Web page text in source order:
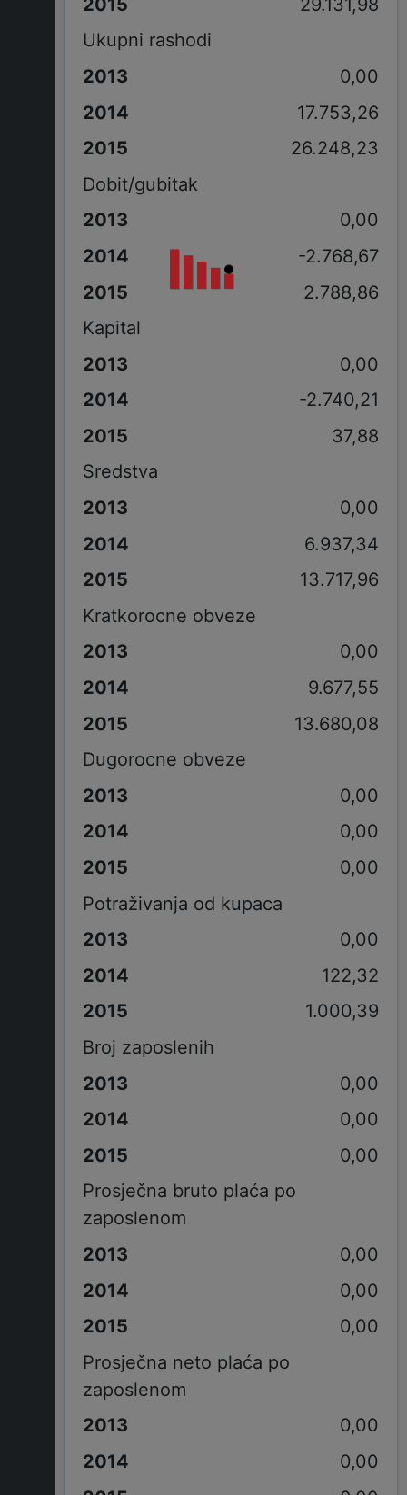
Ukupni rashodi
0,00
17.753,26
26.248,23
Dobit/gubitak
0,00
-2.768,67
2.788,86
Kapital
0,00
-2.740,21
37,88
Sredstva
0,00
6.937,34
13.717,96
Kratkorocne obveze
0,00
9.677,55
13.680,08
Dugorocne obveze
0,00
0,00
0,00
Potraživanja od kupaca
0,00
122,32
1.000,39
Broj zaposlenih
0,00
0,00
0,00
Prosječna bruto plaća po
zaposlenom
0,00
0,00
0,00
Prosječna neto plaća po
zaposlenom
0,00
0,00